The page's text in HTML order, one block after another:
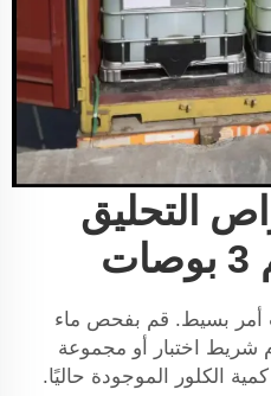
التحليق
أمر بسيط. قم بفحص ماء
شريط اختبار أو مجموعة
الكلور الموجودة حاليًا.